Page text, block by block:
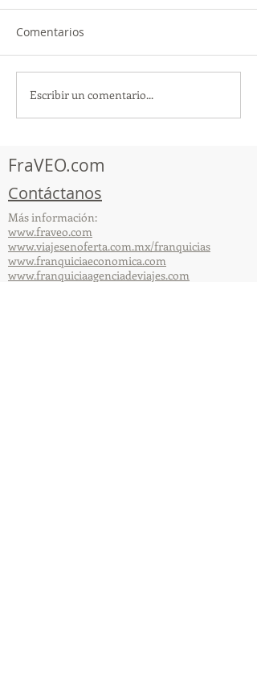
TourTravelynByFraveo
participó en la
Comentarios
Escribir un comentario...
FraVEO.com
Contáctanos
Más información:
www.fraveo.com
www.viajesenoferta.com.mx/franquicias
www.franquiciaeconomica.com
www.franquiciaagenciadeviajes.com